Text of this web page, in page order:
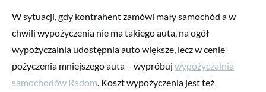
W sytuacji, gdy kontrahent zamówi mały samochód a w
chwili wypożyczenia nie ma takiego auta, na ogół
wypożyczalnia udostępnia auto większe, lecz w cenie
pożyczenia mniejszego auta – wypróbuj wypożyczalnia
samochodów Radom. Koszt wypożyczenia jest też